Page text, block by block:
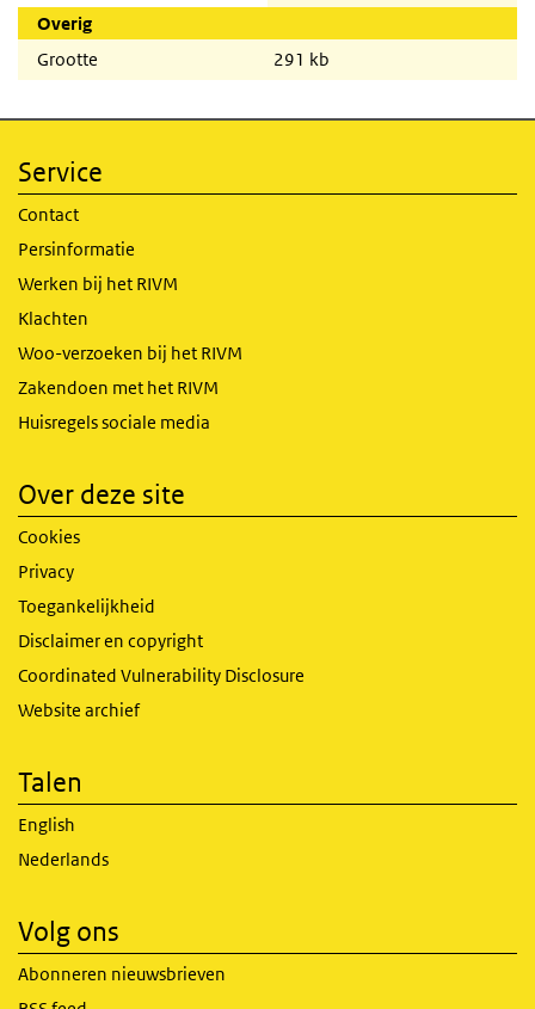
Overig
Grootte
291 kb
Service
Contact
Persinformatie
Werken bij het RIVM
Klachten
Woo-verzoeken bij het RIVM
Zakendoen met het RIVM
Huisregels sociale media
Over deze site
Cookies
Privacy
Toegankelijkheid
Disclaimer en copyright
Coordinated Vulnerability Disclosure
Website archief
Talen
English
Nederlands
Volg ons
Abonneren nieuwsbrieven